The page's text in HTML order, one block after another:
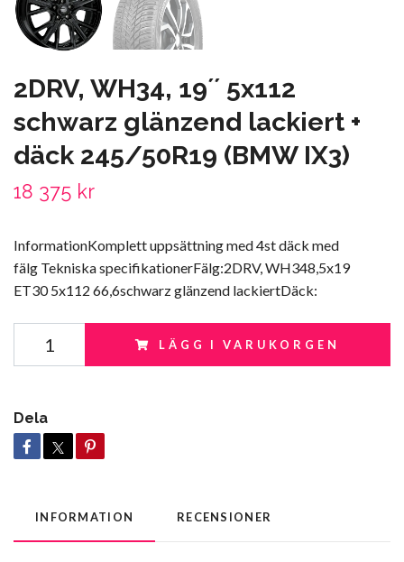
2DRV, WH34, 19´´ 5x112
schwarz glänzend lackiert +
däck 245/50R19 (BMW IX3)
18 375 kr
InformationKomplett uppsättning med 4st däck med
fälg Tekniska specifikationerFälg:2DRV, WH348,5x19
ET30 5x112 66,6schwarz glänzend lackiertDäck:
LÄGG I VARUKORGEN
Dela
INFORMATION RECENSIONER